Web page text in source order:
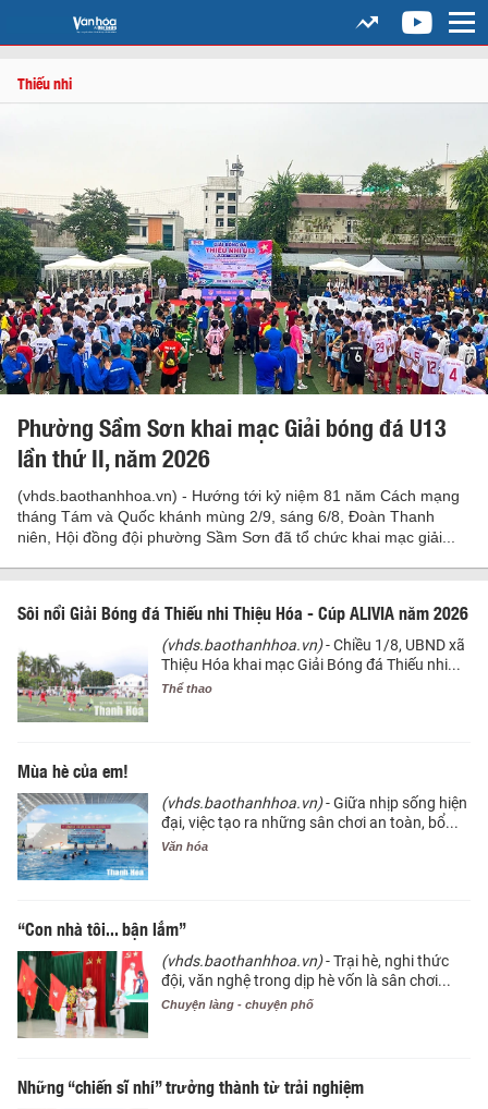
Thiếu nhi
Phường Sầm Sơn khai mạc Giải bóng đá U13
lần thứ II, năm 2026
(vhds.baothanhhoa.vn) - Hướng tới kỷ niệm 81 năm Cách mạng
tháng Tám và Quốc khánh mùng 2/9, sáng 6/8, Đoàn Thanh
niên, Hội đồng đội phường Sầm Sơn đã tổ chức khai mạc giải...
Sôi nổi Giải Bóng đá Thiếu nhi Thiệu Hóa - Cúp ALIVIA năm 2026
(vhds.baothanhhoa.vn)- Chiều 1/8, UBND xã
Thiệu Hóa khai mạc Giải Bóng đá Thiếu nhi...
Thể thao
Mùa hè của em!
(vhds.baothanhhoa.vn)- Giữa nhịp sống hiện
đại, việc tạo ra những sân chơi an toàn, bổ...
Văn hóa
“Con nhà tôi... bận lắm”
(vhds.baothanhhoa.vn)- Trại hè, nghi thức
đội, văn nghệ trong dịp hè vốn là sân chơi...
Chuyện làng - chuyện phố
Những “chiến sĩ nhí” trưởng thành từ trải nghiệm